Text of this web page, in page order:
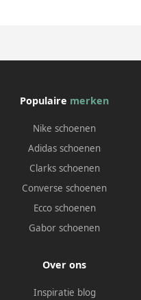
Populaire merken
Nike schoenen
Adidas schoenen
Clarks schoenen
Converse schoenen
Ecco schoenen
Gabor schoenen
Over ons
Inspiratie blog